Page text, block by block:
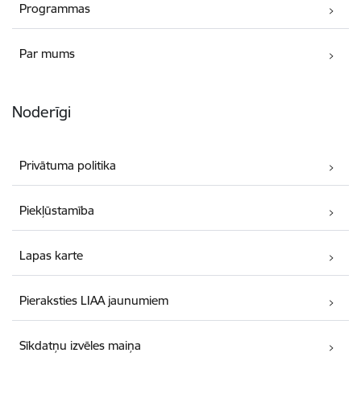
Programmas
Par mums
Noderīgi
Privātuma politika
Piekļūstamība
Lapas karte
Pieraksties LIAA jaunumiem
Sīkdatņu izvēles maiņa